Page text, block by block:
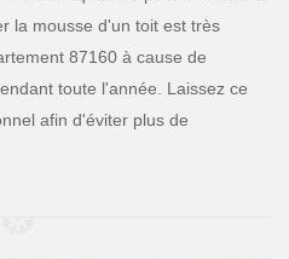
la mousse d'un toit est très
87160 à cause de
toute l'année. Laissez ce
afin d'éviter plus de